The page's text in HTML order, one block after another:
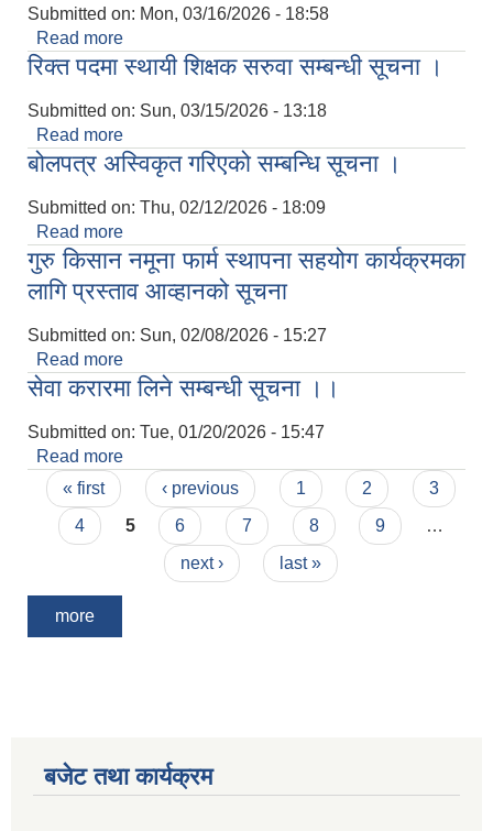
Submitted on: Mon, 03/16/2026 - 18:58
Read more
सूचना ।
रिक्त पदमा स्थायी शिक्षक सरुवा सम्बन्धी सूचना ।
Submitted on: Sun, 03/15/2026 - 13:18
Read more
बोलपत्र अस्विकृत गरिएको सम्बन्धि सूचना ।
Submitted on: Thu, 02/12/2026 - 18:09
Read more
गुरु किसान नमूना फार्म स्थापना सहयोग कार्यक्रमका
लागि प्रस्ताव आव्हानको सूचना
Submitted on: Sun, 02/08/2026 - 15:27
Read more
लागि प्रस्ताव आव्हानको सूचना
सेवा करारमा लिने सम्बन्धी सूचना ।।
Submitted on: Tue, 01/20/2026 - 15:47
Read more
Pages
« first ‹ previous 1 2
3
4
5 6 7 8 9
…
next ›
last »
more
बजेट तथा कार्यक्रम